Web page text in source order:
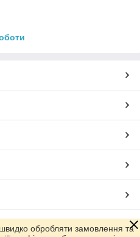
Prom.ua
обробляти замовлення та